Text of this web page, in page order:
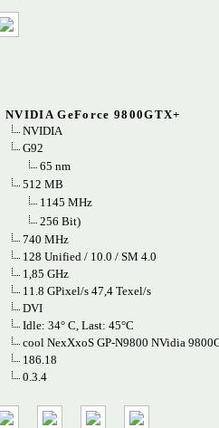
NVIDIA GeForce 9800GTX+
NVIDIA
G92
65 nm
512 MB
1145 MHz
256 Bit)
740 MHz
128 Unified / 10.0 / SM 4.0
1,85 GHz
11.8 GPixel/s 47,4 Texel/s
DVI
Idle: 34° C, Last: 45°C
cool NexXxoS GP-N9800 NVidia
186.18
0.3.4